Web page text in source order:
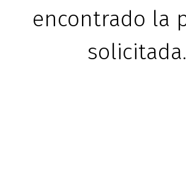
encontrado la
solicitada.